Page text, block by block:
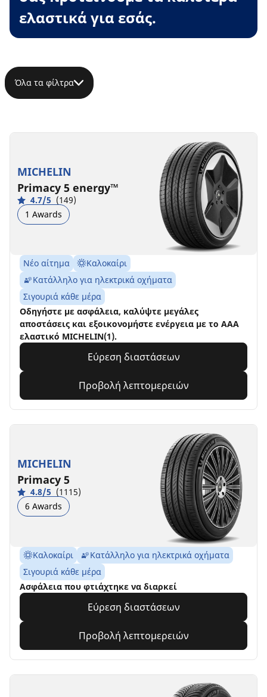
ελαστικά για εσάς.
Όλα τα φίλτρα
MICHELIN
Primacy 5 energy™
4.7/5 (149)
1 Awards
Νέο αίτημα
Καλοκαίρι
Κατάλληλο για ηλεκτρικά οχήματα
Σιγουριά κάθε μέρα
Οδηγήστε με ασφάλεια, καλύψτε μεγάλες
αποστάσεις και εξοικονομήστε ενέργεια με το AAA
ελαστικό MICHELIN(1).
Εύρεση διαστάσεων
Προβολή λεπτομερειών
MICHELIN
Primacy 5
4.8/5 (1115)
6 Awards
Καλοκαίρι
Κατάλληλο για ηλεκτρικά οχήματα
Σιγουριά κάθε μέρα
Ασφάλεια που φτιάχτηκε να διαρκεί
Εύρεση διαστάσεων
Προβολή λεπτομερειών